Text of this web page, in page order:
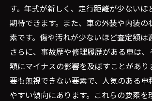
す。年式が新しく、走行距離が少ないほ
期待できます。また、車の外装や内装の
素です。傷や汚れが少ないほど査定額は
さらに、事故歴や修理履歴がある車は
額にマイナスの影響を及ぼすことがあり
要も無視できない要素で、人気のある車
やすい傾向にあります。これらの要素を